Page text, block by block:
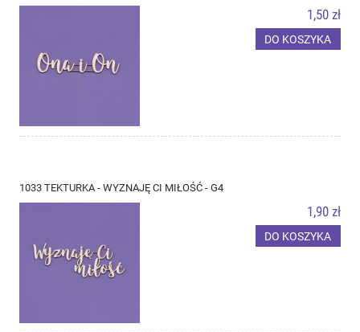
1,50 zł
DO KOSZYKA
1033 TEKTURKA - WYZNAJĘ CI MIŁOŚĆ - G4
1,90 zł
DO KOSZYKA